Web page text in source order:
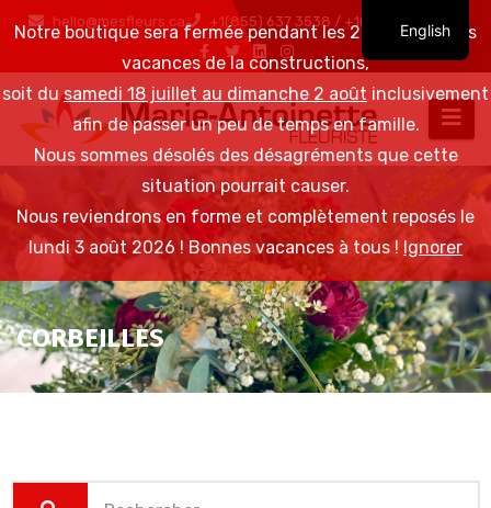
Notre boutique sera fermée pendant les 2 semaines des
vacances de la constructions,
soit dusamedi 18 juillet au dimanche 2 août inclusivement
afin de passer un peu de temps en famille.
Nous sommes désolés des désagréments que cette
situation pourrait causer.
Nous reviendrons en forme et complètement reposés le
lundi 3 août 2026 ! Bonnes vacances à tous !Ignorer
hello@mesfleurs.ca +1(855) 637 3538 / +1(819) 376 6548
CORBEILLES
English